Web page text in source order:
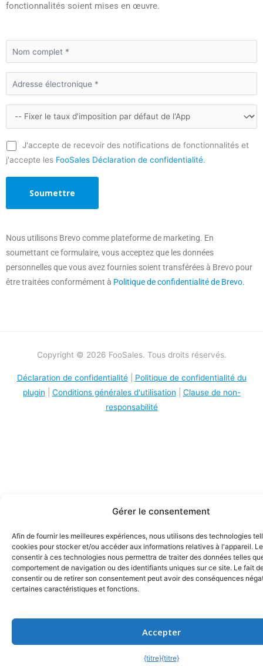
Gérer le consentement
Afin de fournir les meilleures expériences, nous utilisons des technologies
cookies pour stocker et/ou accéder aux informations relatives à l'appareil.
consentir à ces technologies nous permettra de traiter des données telles
comportement de navigation ou des identifiants uniques sur ce site. Le fait
consentir ou de retirer son consentement peut avoir des conséquences
certaines caractéristiques et fonctions.
Accepter
{titre}{titre}
fonctionnalités soient mises en œuvre.
J'accepte de recevoir des notifications de fonctionnalités et
j'accepte les FooSales Déclaration de confidentialité.
Nous utilisons Brevo comme plateforme de marketing. En
soumettant ce formulaire, vous acceptez que les données
personnelles que vous avez fournies soient transférées à Brevo pour
être traitées conformément à Politique de confidentialité de Brevo.
Copyright © 2026 FooSales. Tous droits réservés.
Déclaration de confidentialité| Politique de confidentialité du
plugin
Conditions générales d'utilisation
Clause de non-
responsabilité